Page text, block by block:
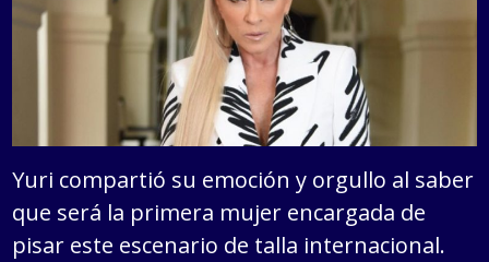
Yuri compartió su emoción y orgullo al saber
que será la primera mujer encargada de
pisar este escenario de talla internacional.